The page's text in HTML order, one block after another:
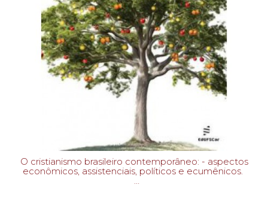
O cristianismo brasileiro contemporâneo: - aspectos
econômicos, assistenciais, políticos e ecumênicos.